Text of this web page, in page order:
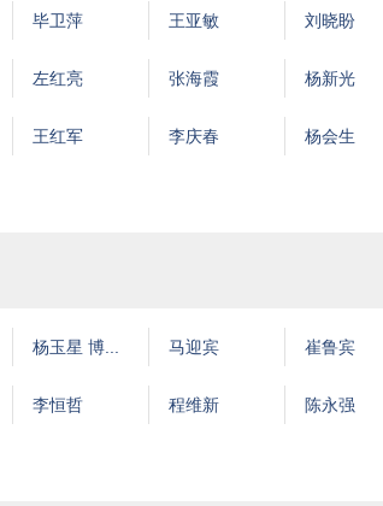
毕卫萍 王亚敏 刘晓盼
左红亮 张海霞 杨新光
王红军 李庆春 杨会生
杨玉星 博... 马迎宾 崔鲁宾
李恒哲 程维新 陈永强